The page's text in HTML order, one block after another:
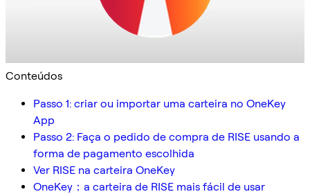
Conteúdos
Passo 1: criar ou importar uma carteira no OneKey
App
Passo 2: Faça o pedido de compra de RISE usando a
forma de pagamento escolhida
Ver RISE na carteira OneKey
OneKey：a carteira de RISE mais fácil de usar